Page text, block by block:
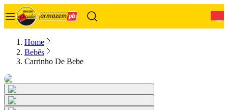
Home
Bebês
Carrinho De Bebe